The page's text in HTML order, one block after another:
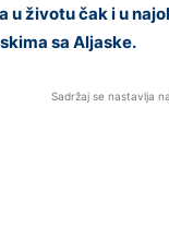
životu čak i u
sa Aljaske.
Sadržaj se nastavlja